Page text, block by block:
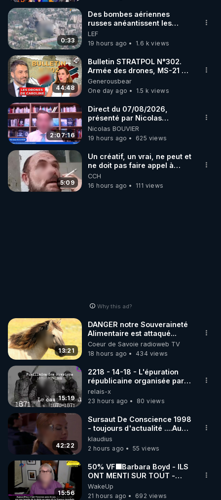
0:33
Des bombes aériennes
russes anéantissent les
centres de contrôle de
drones de 3 brigades
ukrainienne
LEF
19 hours ago
1.6 k views
44:48
Bulletin STRATPOL N°302.
Armée des drones, MS-21 en
série, missiles coréens.
07.08.2026.
Generousbear
One day ago
1.5 k views
2:07:16
Direct du 07/08/2026,
présenté par Nicolas
BOUVIER
Nicolas BOUVIER
19 hours ago
625 views
5:09
Un créatif, un vrai, ne peut et
ne doit pas faire appel à
l'intelligence artificielle
CCH
16 hours ago
111 views
Why this ad?
13:21
DANGER notre Souveraineté
Alimentaire est attaqué...
Coeur de Savoie radioweb TV
18 hours ago
434 views
15:19
2218 - 14-18 - L'épuration
républicaine organisée par
les frères de la truelle
relais-x
23 hours ago
80 views
42:22
Sursaut De Conscience 1998
- toujours d'actualité ....Au
Dela Du Réel
klaudius
2 hours ago
55 views
15:56
50% VF🟩Barbara Boyd - ILS
ONT MENTI SUR TOUT -
Jocelyne Traduction
WakeUp
21 hours ago
692 views